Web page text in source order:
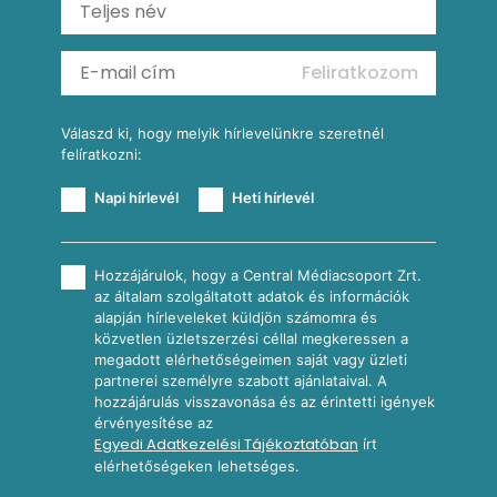
Köretek
Reggeli receptek
Feliratkozom
Válaszd ki, hogy melyik hírlevelünkre szeretnél
felíratkozni:
Napi hírlevél Heti hírlevél
Hozzájárulok, hogy a Central Médiacsoport Zrt.
az általam szolgáltatott adatok és információk
alapján hírleveleket küldjön számomra és
közvetlen üzletszerzési céllal megkeressen a
megadott elérhetőségeimen saját vagy üzleti
partnerei személyre szabott ajánlataival. A
hozzájárulás visszavonása és az érintetti igények
érvényesítése az
Egyedi Adatkezelési Tájékoztatóban írt
elérhetőségeken lehetséges.